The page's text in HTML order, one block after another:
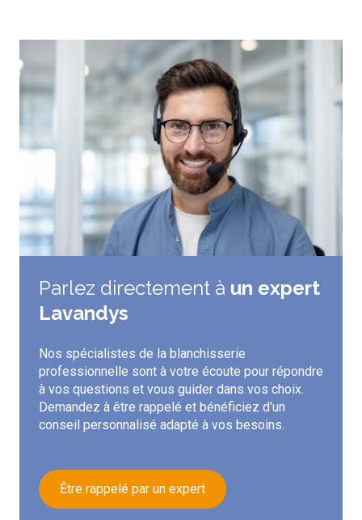
Parlez directement à un expert
Lavandys
Nos spécialistes de la blanchisserie
professionnelle sont à votre écoute pour répondre
à vos questions et vous guider dans vos choix.
Demandez à être rappelé et bénéficiez d'un
conseil personnalisé adapté à vos besoins.
Être rappelé par un expert